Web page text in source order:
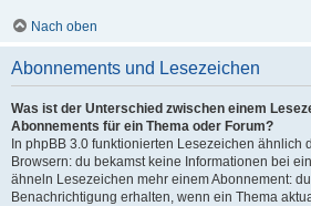
Nach oben
Abonnements und Lesezeichen
Was ist der Unterschied zwischen einem
Abonnements für ein Thema oder Forum?
In phpBB 3.0 funktionierten Lesezeichen ähnlich
Browsern: du bekamst keine Informationen bei
ähneln Lesezeichen mehr einem Abonnement:
Benachrichtigung erhalten, wenn ein Thema